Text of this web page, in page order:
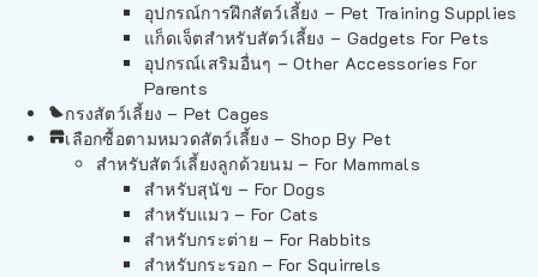
อุปกรณ์การฝึกสัตว์เลี้ยง – Pet Training Supplies
แก็ดเจ็ตสำหรับสัตว์เลี้ยง – Gadgets For Pets
อุปกรณ์เสริมอื่นๆ – Other Accessories For
Parents
กรงสัตว์เลี้ยง – Pet Cages
เลือกซื้อตามหมวดสัตว์เลี้ยง – Shop By Pet
สำหรับสัตว์เลี้ยงลูกด้วยนม – For Mammals
สำหรับสุนัข – For Dogs
สำหรับแมว – For Cats
สำหรับกระต่าย – For Rabbits
สำหรับกระรอก – For Squirrels